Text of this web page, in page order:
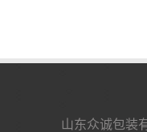
山东众诚包装